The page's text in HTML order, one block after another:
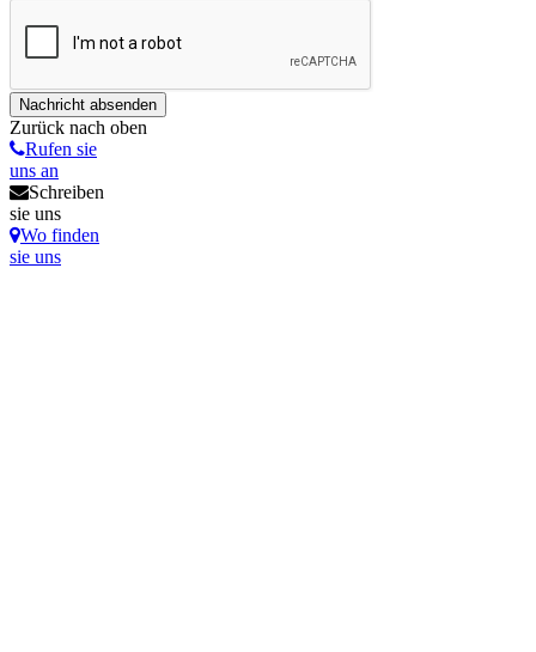
Zurück nach oben
Rufen sie
uns an
Schreiben
sie uns
Wo finden
sie uns